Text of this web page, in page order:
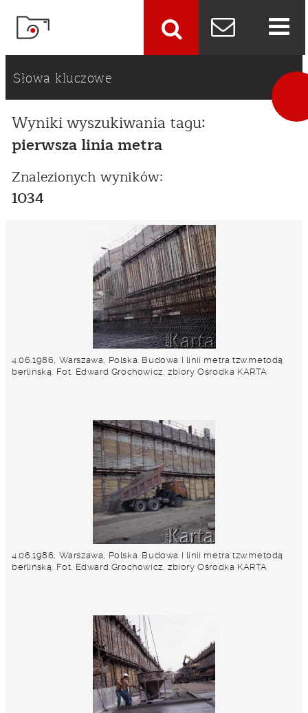
Słowa kluczowe
Wyniki wyszukiwania tagu:
pierwsza linia metra
Znalezionych wyników:
1034
4.06.1986, Warszawa, Polska. Budowa I linii metra tzw.metodą
berlińską. Fot. Edward Grochowicz, zbiory Ośrodka KARTA
4.06.1986, Warszawa, Polska. Budowa I linii metra tzw.metodą
berlińską. Fot. Edward Grochowicz, zbiory Ośrodka KARTA